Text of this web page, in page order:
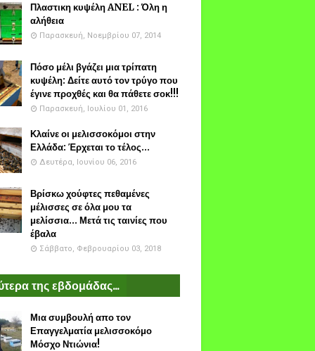
Πλαστικη κυψέλη ANEL : Όλη η
αλήθεια
Παρασκευή, Νοεμβρίου 07, 2014
Πόσο μέλι βγάζει μια τρίπατη
κυψέλη: Δείτε αυτό τον τρύγο που
έγινε προχθές και θα πάθετε σοκ!!!
Παρασκευή, Ιουλίου 01, 2016
Κλαίνε οι μελισσοκόμοι στην
Ελλάδα: Έρχεται το τέλος...
Δευτέρα, Ιουνίου 06, 2016
Βρίσκω χούφτες πεθαμένες
μέλισσες σε όλα μου τα
μελίσσια... Μετά τις ταινίες που
έβαλα
Σάββατο, Φεβρουαρίου 03, 2018
της εβδομάδας...
Μια συμβουλή απο τον
Επαγγελματία μελισσοκόμο
Μόσχο Ντιώνια!